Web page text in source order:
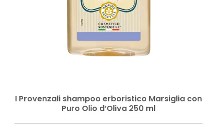
I Provenzali shampoo erboristico Marsiglia con
Puro Olio d’Oliva 250 ml